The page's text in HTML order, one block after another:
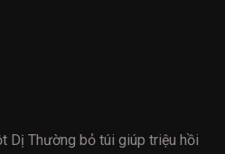
Dị Thường bỏ túi giúp triệu hồi